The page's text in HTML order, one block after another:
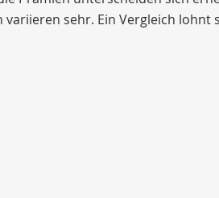
variieren sehr. Ein Vergleich lohnt